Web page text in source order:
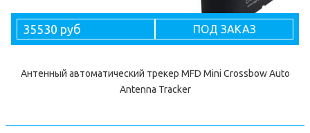
35530 руб ПОД ЗАКАЗ
Антенный автоматический трекер MFD Mini Crossbow Auto
Antenna Tracker